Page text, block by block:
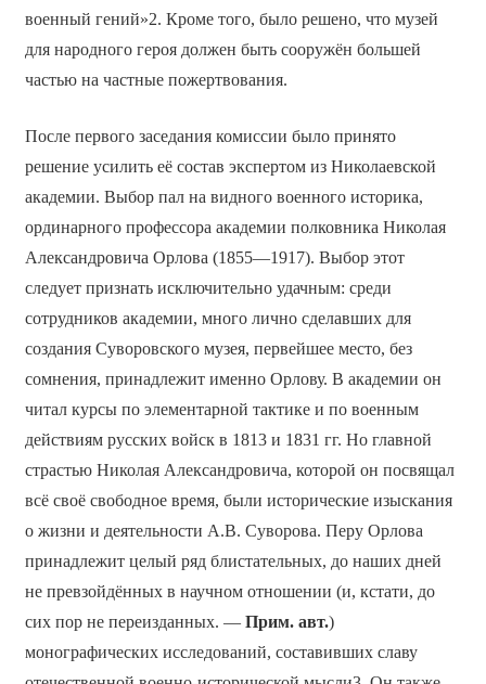
военный гений»2. Кроме того, было решено, что музей
для народного героя должен быть сооружён большей
частью на частные пожертвования.
После первого заседания комиссии было принято
решение усилить её состав экспертом из Николаевской
академии. Выбор пал на видного военного историка,
ординарного профессора академии полковника Николая
Александровича Орлова (1855—1917). Выбор этот
следует признать исключительно удачным: среди
сотрудников академии, много лично сделавших для
создания Суворовского музея, первейшее место, без
сомнения, принадлежит именно Орлову. В академии он
читал курсы по элементарной тактике и по военным
действиям русских войск в 1813 и 1831 гг. Но главной
страстью Николая Александровича, которой он посвящал
всё своё свободное время, были исторические изыскания
о жизни и деятельности А.В. Суворова. Перу Орлова
принадлежит целый ряд блистательных, до наших дней
не превзойдённых в научном отношении (и, кстати, до
сих пор не переизданных. — Прим. авт.)
монографических исследований, составивших славу